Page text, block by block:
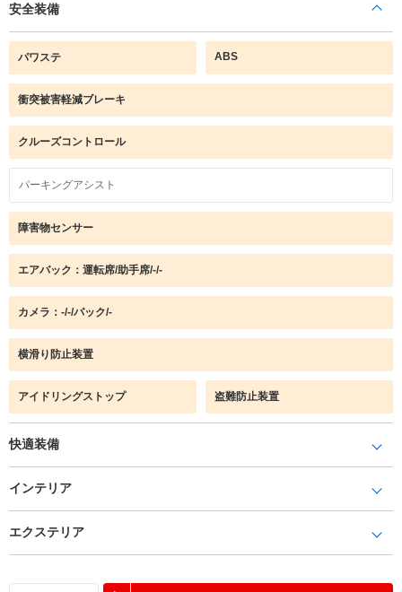
安全装備
パワステ ABS
衝突被害軽減ブレーキ
クルーズコントロール
パーキングアシスト
障害物センサー
エアバック：運転席/助手席/-/-
カメラ：-/-/バック/-
横滑り防止装置
アイドリングストップ 盗難防止装置
快適装備
インテリア
エクステリア